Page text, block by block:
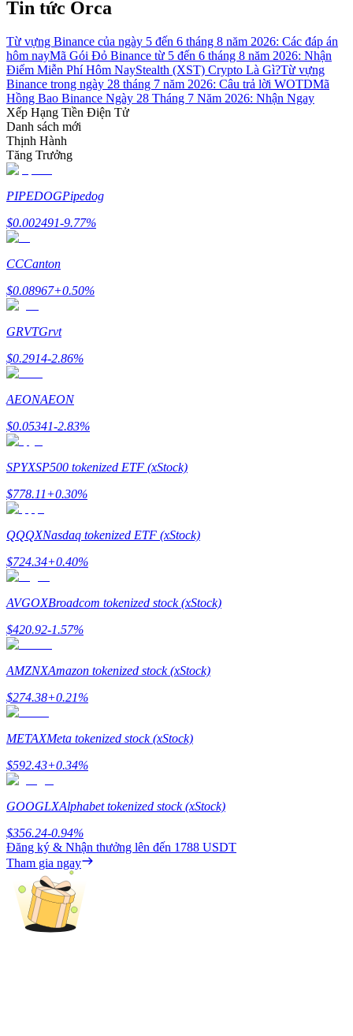
Đối tác Bitrue
Giới thiệu
Mời một người bạn để nhận phần thưởng tiền mặt
BTC Welcome Rewards
Share 500000 CASHCAT prize pool
Exclusive for BitMart Users
Register & Trade to Win 500,000 USDT
Tin tức Orca
Từ vựng Binance của ngày 5 đến 6 tháng 8 năm 2026: Các đáp án
hôm nayMã Gói Đỏ Binance từ 5 đến 6 tháng 8 năm 2026: Nhận
Điểm Miễn Phí Hôm NayStealth (XST) Crypto Là Gì?Từ vựng
Binance trong ngày 28 tháng 7 năm 2026: Câu trả lời WOTDMã
Hồng Bao Binance Ngày 28 Tháng 7 Năm 2026: Nhận Ngay
Xếp Hạng Tiền Điện Tử
Danh sách mới
Thịnh Hành
Tăng Trưởng
PIPEDOGPipedog
$0.002491-9.77%
CCCanton
$0.08967+0.50%
GRVTGrvt
$0.2914-2.86%
AEONAEON
$0.05341-2.83%
SPYXSP500 tokenized ETF (xStock)
$778.11+0.30%
QQQXNasdaq tokenized ETF (xStock)
$724.34+0.40%
AVGOXBroadcom tokenized stock (xStock)
$420.92-1.57%
AMZNXAmazon tokenized stock (xStock)
$274.38+0.21%
METAXMeta tokenized stock (xStock)
$592.43+0.34%
GOOGLXAlphabet tokenized stock (xStock)
$356.24-0.94%
Đăng ký & Nhận thưởng lên đến 1788 USDT
Tham gia ngay